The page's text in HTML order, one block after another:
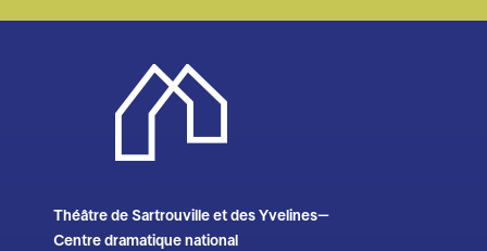
Scène nationale ; Scène Méditerrané ; Pôle des arts
de la scène ; KLAP maison pour la danse de Marseille.
Avec le soutien de l’ONDA
Théâtre de Sartrouville et des Yvelines–
Centre dramatique national